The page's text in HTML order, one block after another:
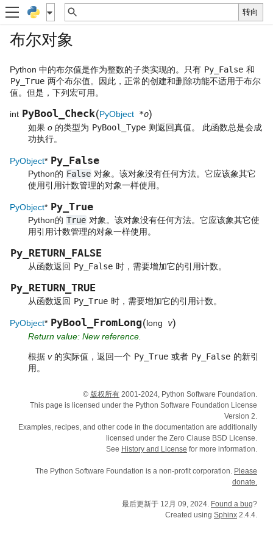
布尔对象
Python 中的布尔值是作为整数的子类实现的。只有 Py_False 和
Py_True 两个布尔值。因此，正常的创建和删除功能不适用于布尔
值。但是，下列宏可用。
int PyBool_Check(PyObject *o)
如果 o 的类型为 PyBool_Type 则返回真值。 此函数总是会成
功执行。
PyObject* Py_False
Python的 False 对象。该对象没有任何方法。它应该象其它
使用引用计数管理的对象一样使用。
PyObject* Py_True
Python的 True 对象。该对象没有任何方法。它应该象其它使
用引用计数管理的对象一样使用。
Py_RETURN_FALSE
从函数返回 Py_False 时，需要增加它的引用计数。
Py_RETURN_TRUE
从函数返回 Py_True 时，需要增加它的引用计数。
PyObject* PyBool_FromLong(long v)
Return value: New reference.
根据 v的实际值，返回一个 Py_True 或者 Py_False 的新引
用。
© 版权所有 2001-2024, Python Software Foundation.
This page is licensed under the Python Software Foundation License
Version 2.
Examples, recipes, and other code in the documentation are additionally
licensed under the Zero Clause BSD License.
See History and License for more information.
The Python Software Foundation is a non-profit corporation. Please
donate.
最后更新于 12月 09, 2024. Found a bug?
Created using Sphinx 2.4.4.